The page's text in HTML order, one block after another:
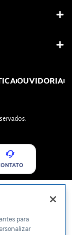
OUVIDORIA
para